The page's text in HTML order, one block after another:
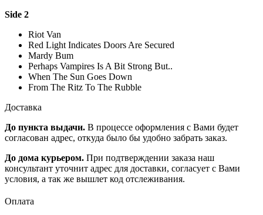
Side 2
Riot Van
Red Light Indicates Doors Are Secured
Mardy Bum
Perhaps Vampires Is A Bit Strong But..
When The Sun Goes Down
From The Ritz To The Rubble
Доставка
До пункта выдачи. В процессе оформления с Вами будет
согласован адрес, откуда было бы удобно забрать заказ.
До дома курьером. При подтверждении заказа наш
консультант уточнит адрес для доставки, согласует с Вами
условия, а так же вышлет код отслеживания.
Оплата